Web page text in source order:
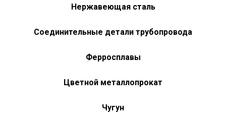
Нержавеющая сталь
Соединительные детали трубопровода
Ферросплавы
Цветной металлопрокат
Чугун